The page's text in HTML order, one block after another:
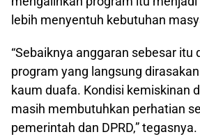
lebih menyentuh kebutuhan
“Sebaiknya anggaran sebesar itu
program yang langsung
kaum duafa. Kondisi kemiskinan
masih membutuhkan perhatian
pemerintah dan DPRD,” tegasnya.